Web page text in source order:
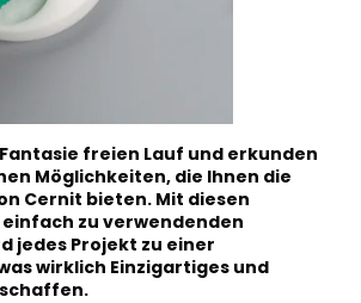
freien Lauf und erkunden
Möglichkeiten, die Ihnen die
Cernit bieten. Mit diesen
zu verwendenden
jedes Projekt zu einer
wirklich Einzigartiges und